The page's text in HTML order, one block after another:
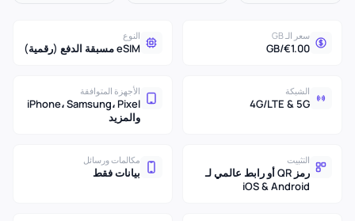
سعر الـ GB
€1.00/GB
النوع
eSIM مسبقة الدفع (رقمية)
الشبكة
4G/LTE & 5G
الأجهزة المتوافقة
iPhone، Samsung، Pixel
والمزيد
التثبيت
رمز QR أو رابط عالمي لـ
iOS & Android
مكالمات ورسائل
بيانات فقط